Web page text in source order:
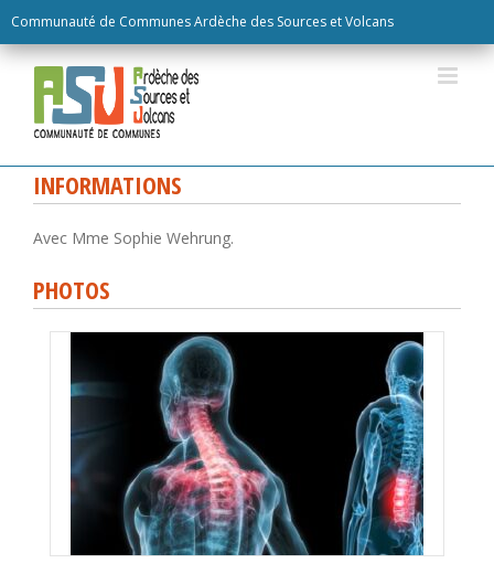
Communauté de Communes Ardèche des Sources et Volcans
to
content
INFORMATIONS
Avec Mme Sophie Wehrung.
PHOTOS